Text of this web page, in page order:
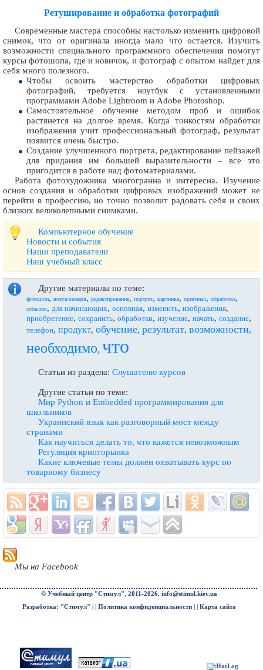
Ретуширование и обработка фотографий
Современные мастера способны настолько изменить цифровой
снимок, что от оригинала иногда мало что остается. Изучить
возможности специального программного обеспечения помогут
курсы фотошопа, где и новичок, и фотограф с опытом найдет для
себя много полезного.
Чтобы освоить мастерство обработки цифровых
фотографий, требуется ноутбук с установленными
программами Adobe Lightroom и Adobe Photoshop.
Самостоятельное обучение методом проб и ошибок
растянется на долгое время. Когда тонкостям обработки
изображения учит профессиональный фотограф, результат
появится очень быстро.
Создание улучшенного портрета, редактирование пейзажей
для придания им большей выразительности – все это
пригодится в работе над фотоматериалами.
Работа фотохудожника многогранна и интересна. Изучение
основ создания и обработки цифровых изображений может не
перейти в профессию, но точно позволит радовать себя и своих
близких великолепными снимками.
Компьютерное обучение
Новости и события
Наши преподаватели
Наш учебный класс
Другие материалы по теме:
фотошоп, визуализация, редактирование, портрет, картинка, оригинал, обработка,
события, для начинающих, основная, изменить, изображения,
приобретение, сохранить, обработки, изучение, начать, создание,
телефон, продукт, обучение, результат, возможности,
необходимо, что
Статьи из раздела: Слушателю курсов
Другие статьи по теме:
Мир Python и Embedded программирования для
школьников
Украинский язык как разговорный мост между
странами
Как научиться делать то, что кажется невозможным
Регуляция крипторынка
Какие ключевые темы должен охватывать курс по
товарному бизнесу
Мы на Facebook
© Учебный центр "Стимул", 2011-2026. info@stimul.kiev.ua
Разработка: "Стимул" | | Политика конфиденциальности| | Карта сайта